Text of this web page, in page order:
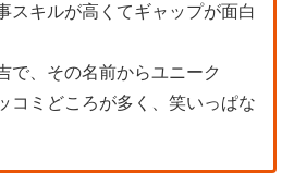
スキルが高くてギャップが面白
で、その名前からユニーク
コミどころが多く、笑いっぱな